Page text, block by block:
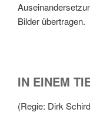
Bilder übertragen.
IN EINEM
(Regie: Dirk